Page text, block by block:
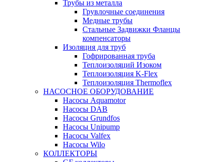
Трубы из металла
Грувлочные соединения
Медные трубы
Стальные Задвижки Фланцы
компенсаторы
Изоляция для труб
Гофрированная труба
Теплоизоляций Изоком
Теплоизоляция K-Flex
Теплоизоляция Thermoflex
НАСОСНОЕ ОБОРУДОВАНИЕ
Насосы Aquamotor
Насосы DAB
Насосы Grundfos
Насосы Unipump
Насосы Valfex
Насосы Wilo
КОЛЛЕКТОРЫ